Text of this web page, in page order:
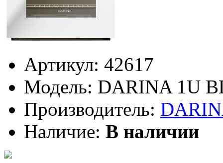
Артикул: 42617
Модель: DARINA 1U
Производитель:
Наличие: В наличии